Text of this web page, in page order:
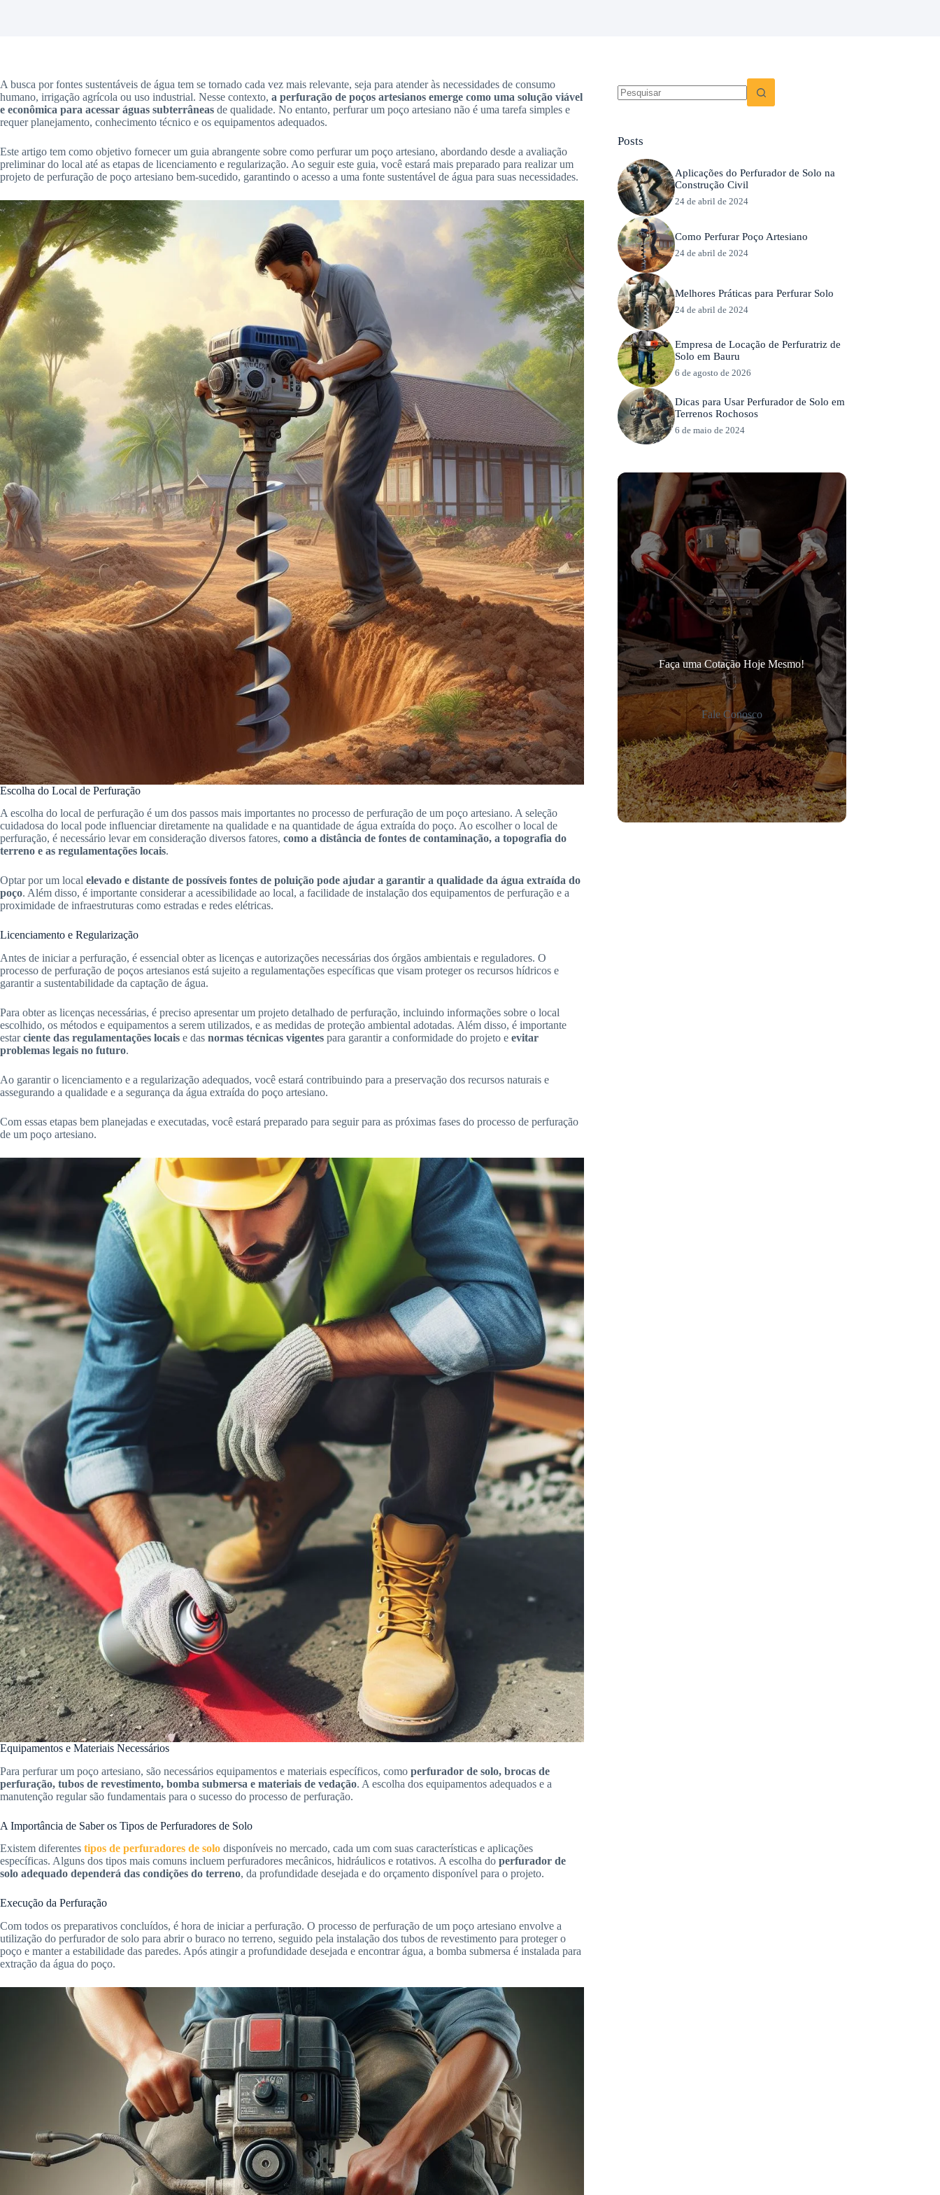
A busca por fontes sustentáveis de água tem se tornado cada vez mais relevante, seja para atender às necessidades de consumo
humano, irrigação agrícola ou uso industrial. Nesse contexto, a perfuração de poços artesianos emerge como uma solução viável
e econômica para acessar águas subterrâneas de qualidade. No entanto, perfurar um poço artesiano não é uma tarefa simples e
requer planejamento, conhecimento técnico e os equipamentos adequados.
Este artigo tem como objetivo fornecer um guia abrangente sobre como perfurar um poço artesiano, abordando desde a avaliação
preliminar do local até as etapas de licenciamento e regularização. Ao seguir este guia, você estará mais preparado para realizar um
projeto de perfuração de poço artesiano bem-sucedido, garantindo o acesso a uma fonte sustentável de água para suas necessidades.
Escolha do Local de Perfuração
A escolha do local de perfuração é um dos passos mais importantes no processo de perfuração de um poço artesiano. A seleção
cuidadosa do local pode influenciar diretamente na qualidade e na quantidade de água extraída do poço. Ao escolher o local de
perfuração, é necessário levar em consideração diversos fatores, como a distância de fontes de contaminação, a topografia do
terreno e as regulamentações locais.
Optar por um local elevado e distante de possíveis fontes de poluição pode ajudar a garantir a qualidade da água extraída do
poço. Além disso, é importante considerar a acessibilidade ao local, a facilidade de instalação dos equipamentos de perfuração e a
proximidade de infraestruturas como estradas e redes elétricas.
Licenciamento e Regularização
Antes de iniciar a perfuração, é essencial obter as licenças e autorizações necessárias dos órgãos ambientais e reguladores. O
processo de perfuração de poços artesianos está sujeito a regulamentações específicas que visam proteger os recursos hídricos e
garantir a sustentabilidade da captação de água.
Para obter as licenças necessárias, é preciso apresentar um projeto detalhado de perfuração, incluindo informações sobre o local
escolhido, os métodos e equipamentos a serem utilizados, e as medidas de proteção ambiental adotadas. Além disso, é importante
estarciente das regulamentações locais e das normas técnicas vigentes para garantir a conformidade do projeto e evitar
problemas legais no futuro.
Ao garantir o licenciamento e a regularização adequados, você estará contribuindo para a preservação dos recursos naturais e
assegurando a qualidade e a segurança da água extraída do poço artesiano.
Com essas etapas bem planejadas e executadas, você estará preparado para seguir para as próximas fases do processo de perfuração
de um poço artesiano.
Equipamentos e Materiais Necessários
Para perfurar um poço artesiano, são necessários equipamentos e materiais específicos, como perfurador de solo, brocas de
perfuração, tubos de revestimento, bomba submersa e materiais de vedação. A escolha dos equipamentos adequados e a
manutenção regular são fundamentais para o sucesso do processo de perfuração.
A Importância de Saber os Tipos de Perfuradores de Solo
Existem diferentes tipos de perfuradores de solo disponíveis no mercado, cada um com suas características e aplicações
específicas. Alguns dos tipos mais comuns incluem perfuradores mecânicos, hidráulicos e rotativos. A escolha do perfurador de
solo adequado dependerá das condições do terreno, da profundidade desejada e do orçamento disponível para o projeto.
Execução da Perfuração
Com todos os preparativos concluídos, é hora de iniciar a perfuração. O processo de perfuração de um poço artesiano envolve a
utilização do perfurador de solo para abrir o buraco no terreno, seguido pela instalação dos tubos de revestimento para proteger o
poço e manter a estabilidade das paredes. Após atingir a profundidade desejada e encontrar água, a bomba submersa é instalada para
extração da água do poço.
Posts
Aplicações do Perfurador de Solo na
Construção Civil
24 de abril de 2024
Como Perfurar Poço Artesiano
24 de abril de 2024
Melhores Práticas para Perfurar Solo
24 de abril de 2024
Empresa de Locação de Perfuratriz de
Solo em Bauru
6 de agosto de 2026
Dicas para Usar Perfurador de Solo em
Terrenos Rochosos
6 de maio de 2024
Faça uma Cotação Hoje Mesmo!
Fale Conosco